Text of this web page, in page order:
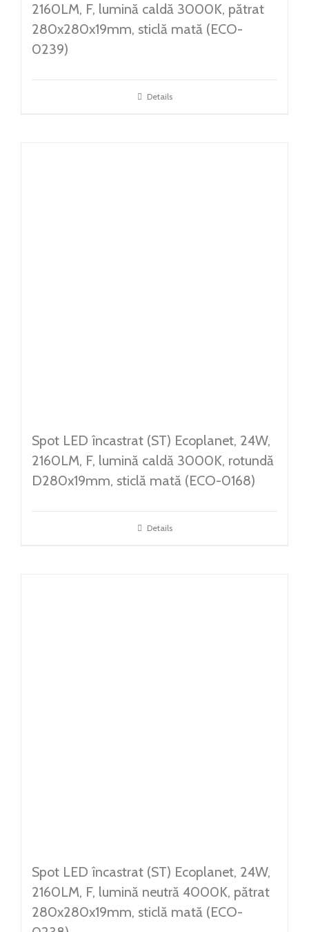
2160LM, F, lumină caldă 3000K, pătrat
280x280x19mm, sticlă mată (ECO-
0239)
Details
Spot LED încastrat (ST) Ecoplanet, 24W,
2160LM, F, lumină caldă 3000K, rotundă
D280x19mm, sticlă mată (ECO-0168)
Details
Spot LED încastrat (ST) Ecoplanet, 24W,
2160LM, F, lumină neutră 4000K, pătrat
280x280x19mm, sticlă mată (ECO-